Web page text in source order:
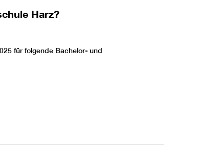
Harz?
für folgende Bachelor- und